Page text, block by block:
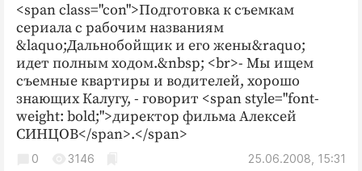
<span class="con">Подготовка к съемкам
сериала с рабочим названиям
&laquo;Дальнобойщик и его жены&raquo;
идет полным ходом.&nbsp; <br>- Мы ищем
съемные квартиры и водителей, хорошо
знающих Калугу, - говорит <span style="font-
weight: bold;">директор фильма Алексей
СИНЦОВ</span>.</span>
25.06.2008, 15:31
0 3146